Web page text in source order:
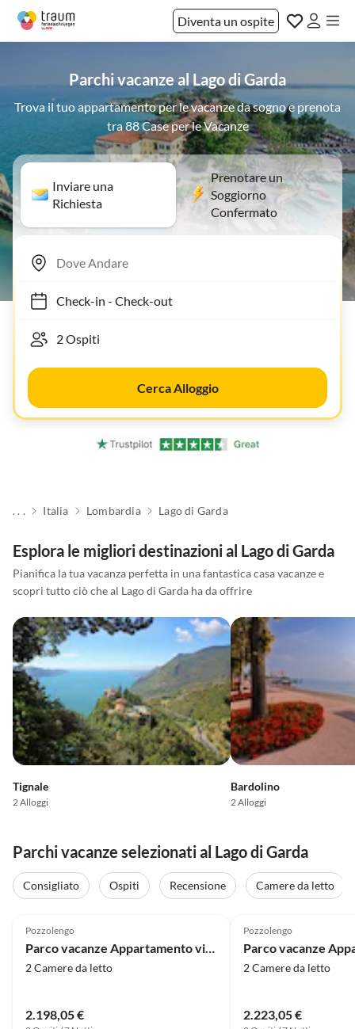
Diventa un ospite
Parchi vacanze al Lago di Garda
Trova il tuo appartamento per le vacanze da sogno e prenota
tra 88 Case per le Vacanze
Inviare una
Richiesta
Prenotare un
Soggiorno
Confermato
Check-in- Check-out
Cerca Alloggio
. . . Italia Lombardia Lago di Garda
Esplora le migliori destinazioni al Lago di Garda
Pianifica la tua vacanza perfetta in una fantastica casa vacanze e
scopri tutto ciò che al Lago di Garda ha da offrire
Tignale
2 Alloggi
Bardolino
2 Alloggi
Parchi vacanze selezionati al Lago di Garda
Consigliato Ospiti Recensione
Camere da letto
Pozzolengo
2 Camere da letto
2.198,05 €
Pozzolengo
2 Camere da letto
2.223,05 €